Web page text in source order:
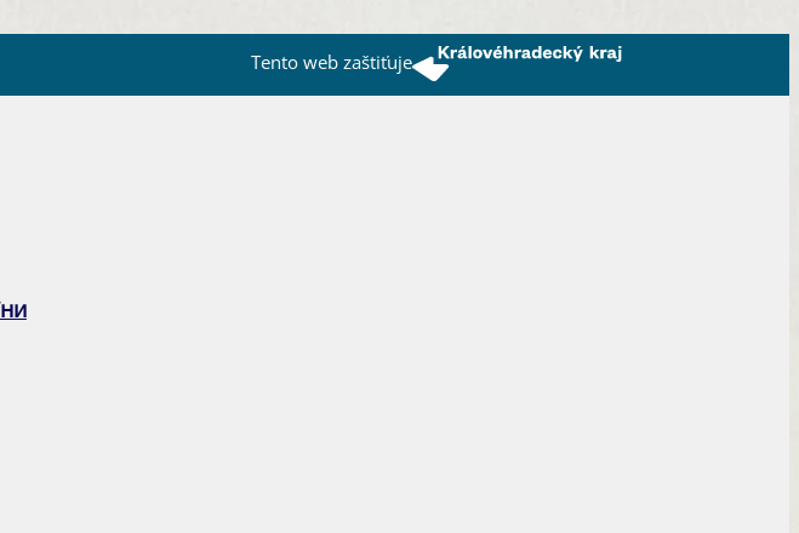
Tento web zaštiťuje